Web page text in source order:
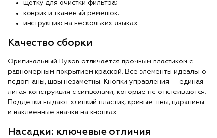
щетку для очистки фильтра;
коврик и тканевый ремешок;
инструкцию на нескольких языках.
Качество сборки
Оригинальный Dyson отличается прочным пластиком с
равномерным покрытием краской. Все элементы идеально
подогнаны, швы незаметны. Кнопки управления — единая
литая конструкция с символами, которые не отклеиваются.
Подделки выдают хлипкий пластик, кривые швы, царапины
и наклеенные значки на кнопках.
Насадки: ключевые отличия